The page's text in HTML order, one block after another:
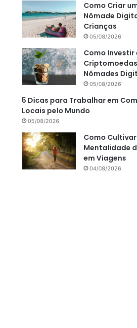
Como Criar
Nômade
Crianças
05/08/2026
Como Investir
Nômades
05/08/2026
5 Dicas para Trabalhar em
Locais pelo Mundo
05/08/2026
Como
Mentalidade
em Viagens
04/08/2026